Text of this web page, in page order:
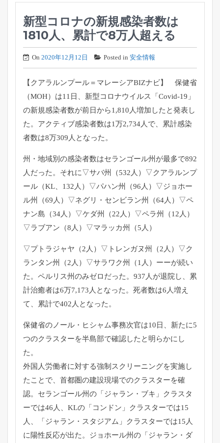
新型コロナの新規感染者数は
1810人、累計で8万人超える
On 2020年12月12日 Posted in 安全情報
【クアラルンプール＝マレーシアBIZナビ】 保健省
（MOH）は11日、新型コロナウイルス「Covid-19」
の新規感染者数が前日から1,810人増加したと発表し
た。アクティブ感染者数は1万2,734人で、累計感染
者数は8万309人となった。
州・地域別の感染者数はセランゴール州が最多で892
人だった。 それに▽サバ州（532人）▽クアラルンプ
ール（KL、 132人）▽パハン州（96人）▽ジョホー
ル州（69人）▽ネグリ・センビラン州（64人）▽ペ
ナン島（34人）▽ケダ州（22人）▽ペラ州（12人）
▽ラブアン（8人）▽マラッカ州（5人）
▽プトラジャヤ（2人）▽トレンガヌ州（2人）▽ク
ランタン州（2人）▽サラワク州（1人）ーーが続い
た。 ペルリス州のみゼロだった。937人が退院し、
累
計治癒者は6万7,173人となった。死者数は6人増え
て、
累計で402人となった。
保健省のノール・ヒシャム事務次官は10日、 新たに5
つのクラスターを半島部で確認したと明らかにし
た。
外国人労働者に対する強制スクリーニングを実施し
たことで、 首都圏の建設現場でのクラスターを確
認。セランゴール州の「 ジャラン・ブキ」クラスタ
ーでは46人、KLの「コンドン」
クラスターでは15
人、「ジャラン・スタジアム」
クラスターでは15人
に陽性反応が出た。ジョホール州の「 ジャラン・ダ